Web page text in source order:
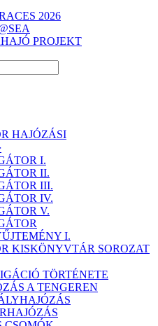
2026
PROJEKT
HAJÓZÁSI
I.
II.
III.
IV.
V.
I.
KISKÖNYVTÁR SOROZAT
TÖRTÉNETE
A TENGEREN